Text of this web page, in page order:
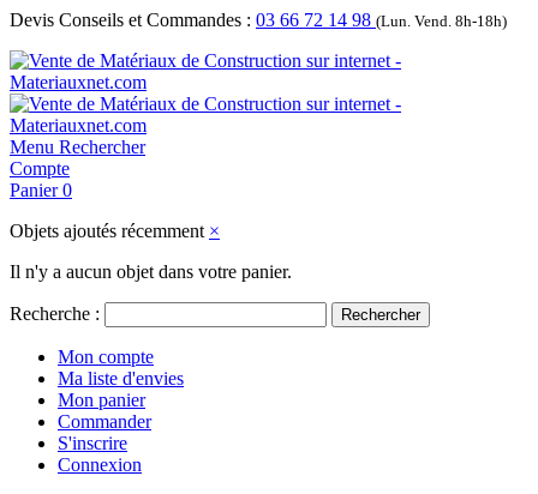
Devis Conseils et Commandes : 03 66 72 14 98 (Lun. Vend. 8h-18h)
Menu Rechercher
Compte
Panier 0
Objets ajoutés récemment ×
Il n'y a aucun objet dans votre panier.
Recherche : Rechercher
Mon compte
Ma liste d'envies
Mon panier
Commander
S'inscrire
Connexion